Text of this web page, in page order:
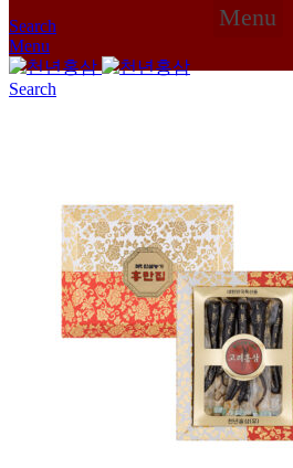
Search
Menu
Search
Menu
Click to enlarge